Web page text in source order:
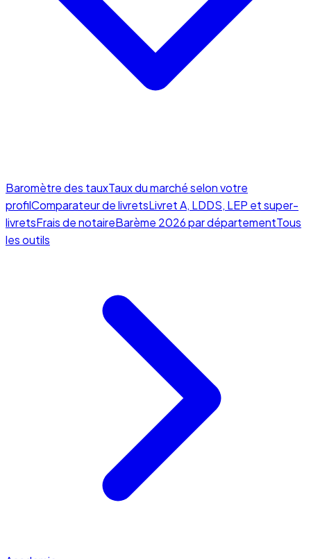
Baromètre des tauxTaux du marché selon votre
profilComparateur de livretsLivret A, LDDS, LEP et super-
livretsFrais de notaireBarème 2026 par départementTous
les outils